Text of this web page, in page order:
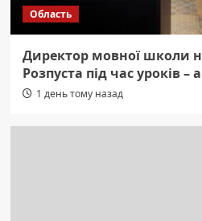
Область
Директор мовної школи
Розпуста під час уроків –
1 день тому назад